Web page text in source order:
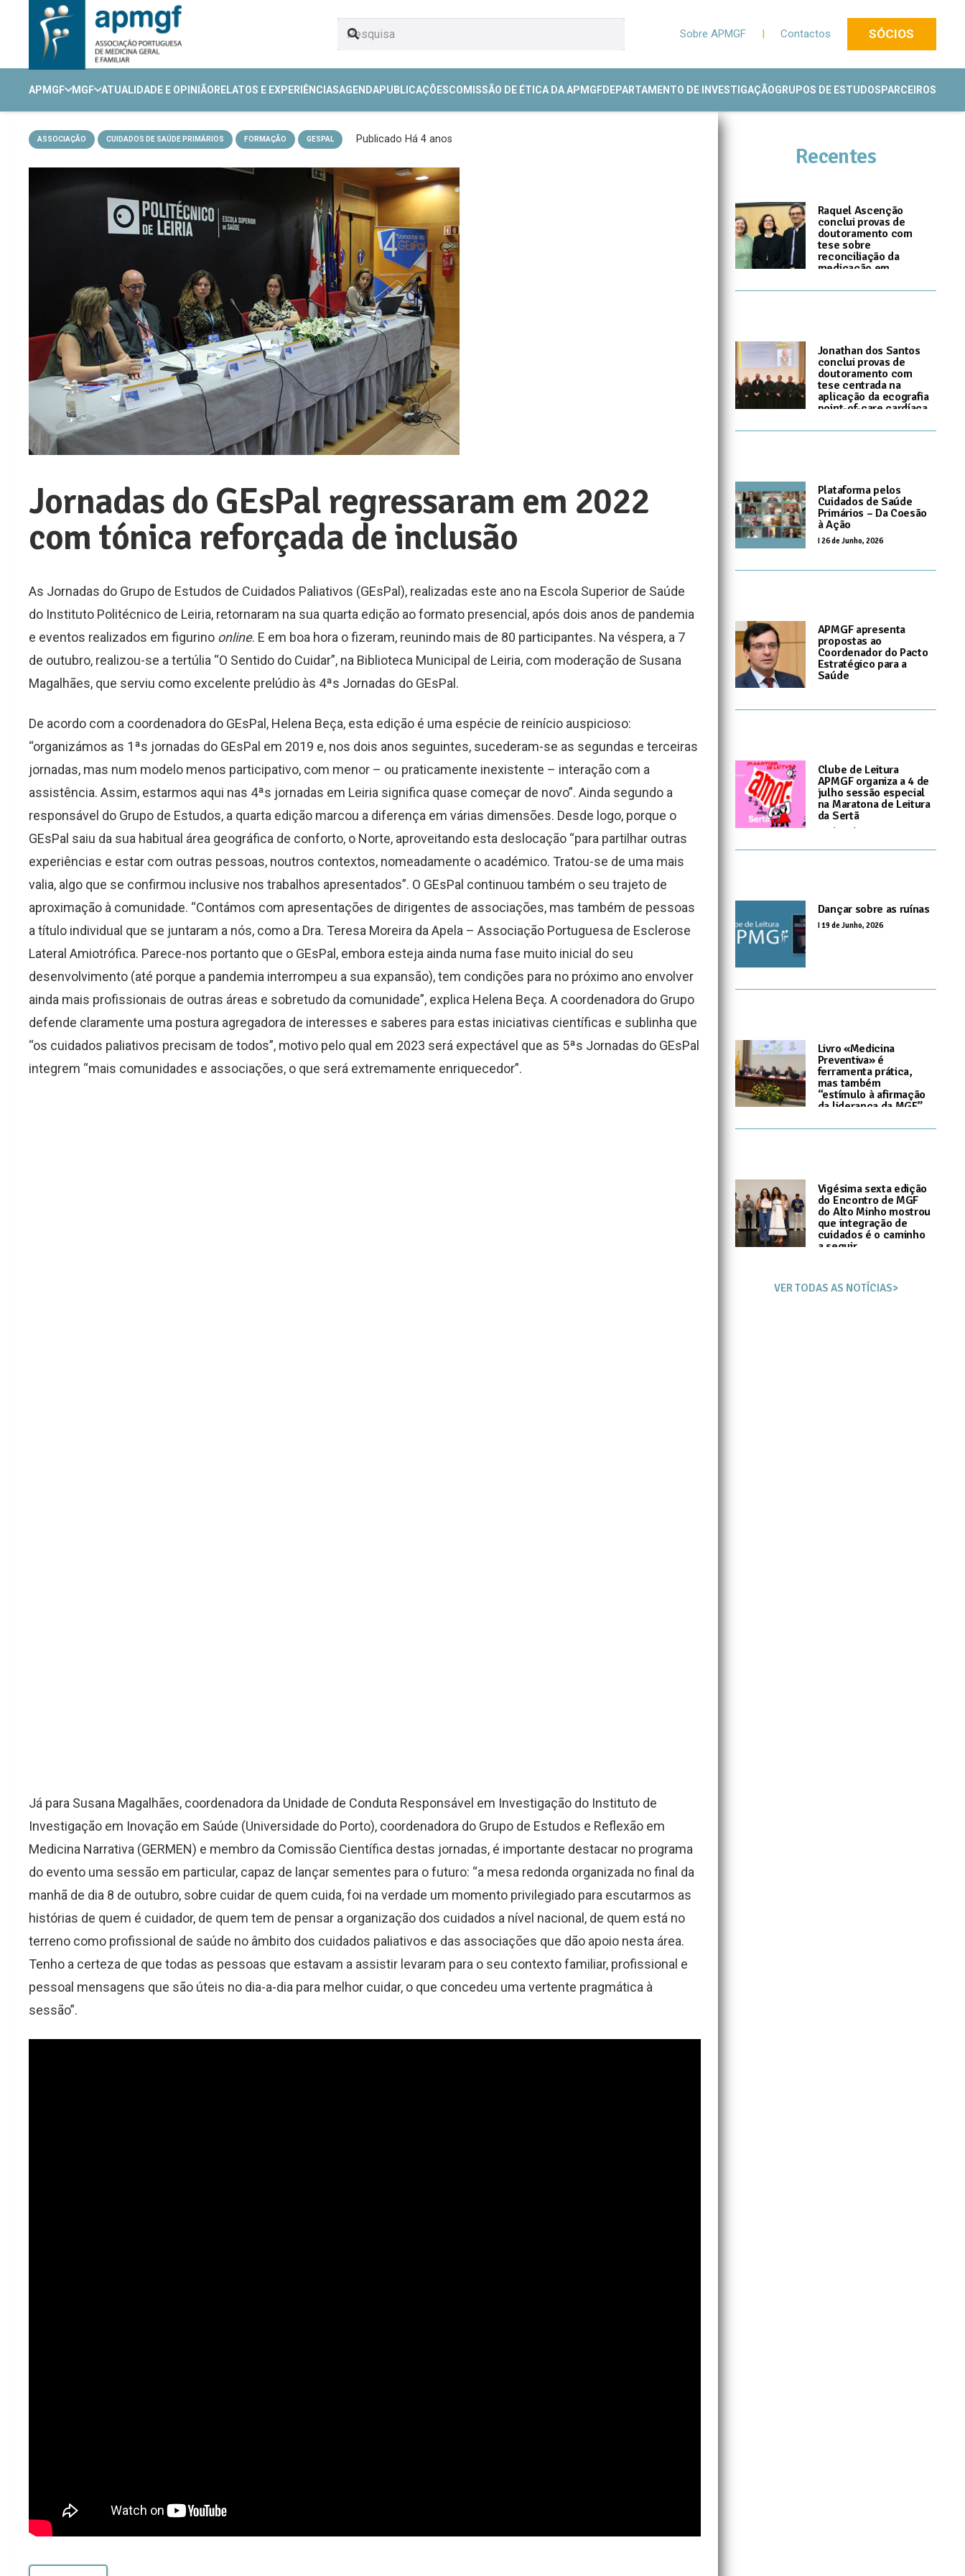
Sobre APMGF | Contactos SÓCIOS
APMGF MGF ATUALIDADE E OPINIÃO RELATOS E EXPERIÊNCIASAGENDAPUBLICAÇÕESCOMISSÃO DE ÉTICA DA APMGFDEPARTAMENTO DE INVESTIGAÇÃOGRUPOS DE ESTUDOS PARCEIROS
ASSOCIAÇÃO CUIDADOS DE SAÚDE PRIMÁRIOS FORMAÇÃO GESPAL Publicado Há 4 anos
Jornadas do GEsPal regressaram em 2022
com tónica reforçada de inclusão
As Jornadas do Grupo de Estudos de Cuidados Paliativos (GEsPal), realizadas este ano na Escola Superior de Saúde
do Instituto Politécnico de Leiria, retornaram na sua quarta edição ao formato presencial, após dois anos de pandemia
e eventos realizados em figurino online. E em boa hora o fizeram, reunindo mais de 80 participantes. Na véspera, a 7
de outubro, realizou-se a tertúlia “O Sentido do Cuidar”, na Biblioteca Municipal de Leiria, com moderação de Susana
Magalhães, que serviu como excelente prelúdio às 4ªs Jornadas do GEsPal.
De acordo com a coordenadora do GEsPal, Helena Beça, esta edição é uma espécie de reinício auspicioso:
“organizámos as 1ªs jornadas do GEsPal em 2019 e, nos dois anos seguintes, sucederam-se as segundas e terceiras
jornadas, mas num modelo menos participativo, com menor – ou praticamente inexistente – interação com a
assistência. Assim, estarmos aqui nas 4ªs jornadas em Leiria significa quase começar de novo”. Ainda segundo a
responsável do Grupo de Estudos, a quarta edição marcou a diferença em várias dimensões. Desde logo, porque o
GEsPal saiu da sua habitual área geográfica de conforto, o Norte, aproveitando esta deslocação “para partilhar outras
experiências e estar com outras pessoas, noutros contextos, nomeadamente o académico. Tratou-se de uma mais
valia, algo que se confirmou inclusive nos trabalhos apresentados”. O GEsPal continuou também o seu trajeto de
aproximação à comunidade. “Contámos com apresentações de dirigentes de associações, mas também de pessoas
a título individual que se juntaram a nós, como a Dra. Teresa Moreira da Apela – Associação Portuguesa de Esclerose
Lateral Amiotrófica. Parece-nos portanto que o GEsPal, embora esteja ainda numa fase muito inicial do seu
desenvolvimento (até porque a pandemia interrompeu a sua expansão), tem condições para no próximo ano envolver
ainda mais profissionais de outras áreas e sobretudo da comunidade”, explica Helena Beça. A coordenadora do Grupo
defende claramente uma postura agregadora de interesses e saberes para estas iniciativas científicas e sublinha que
“os cuidados paliativos precisam de todos”, motivo pelo qual em 2023 será expectável que as 5ªs Jornadas do GEsPal
integrem “mais comunidades e associações, o que será extremamente enriquecedor”.
Já para Susana Magalhães, coordenadora da Unidade de Conduta Responsável em Investigação do Instituto de
Investigação em Inovação em Saúde (Universidade do Porto), coordenadora do Grupo de Estudos e Reflexão em
Medicina Narrativa (GERMEN) e membro da Comissão Científica destas jornadas, é importante destacar no programa
do evento uma sessão em particular, capaz de lançar sementes para o futuro: “a mesa redonda organizada no final da
manhã de dia 8 de outubro, sobre cuidar de quem cuida, foi na verdade um momento privilegiado para escutarmos as
histórias de quem é cuidador, de quem tem de pensar a organização dos cuidados a nível nacional, de quem está no
terreno como profissional de saúde no âmbito dos cuidados paliativos e das associações que dão apoio nesta área.
Tenho a certeza de que todas as pessoas que estavam a assistir levaram para o seu contexto familiar, profissional e
pessoal mensagens que são úteis no dia-a-dia para melhor cuidar, o que concedeu uma vertente pragmática à
sessão”.
Recentes
Raquel Ascenção
conclui provas de
doutoramento com
tese sobre
reconciliação da
medicação em
Primários
Jonathan dos Santos
conclui provas de
doutoramento com
tese centrada na
aplicação da ecografia
point-of-care cardíaca
Plataforma pelos
Cuidados de Saúde
Primários – Da Coesão
à Ação
I26 de Junho, 2026
APMGF apresenta
propostas ao
Coordenador do Pacto
Estratégico para a
Saúde
Clube de Leitura
APMGF organiza a 4 de
julho sessão especial
na Maratona de Leitura
da Sertã
Dançar sobre as ruínas
I19 de Junho, 2026
Livro «Medicina
Preventiva» é
ferramenta prática,
mas também
“estímulo à afirmação
da liderança da MGF”
Vigésima sexta edição
do Encontro de MGF
do Alto Minho mostrou
que integração de
cuidados é o caminho
a seguir
VER TODAS AS NOTÍCIAS>